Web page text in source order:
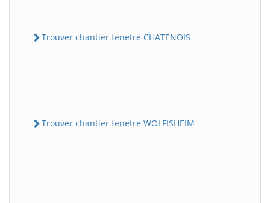
Trouver chantier fenetre CHATENOIS
Trouver chantier fenetre WOLFISHEIM